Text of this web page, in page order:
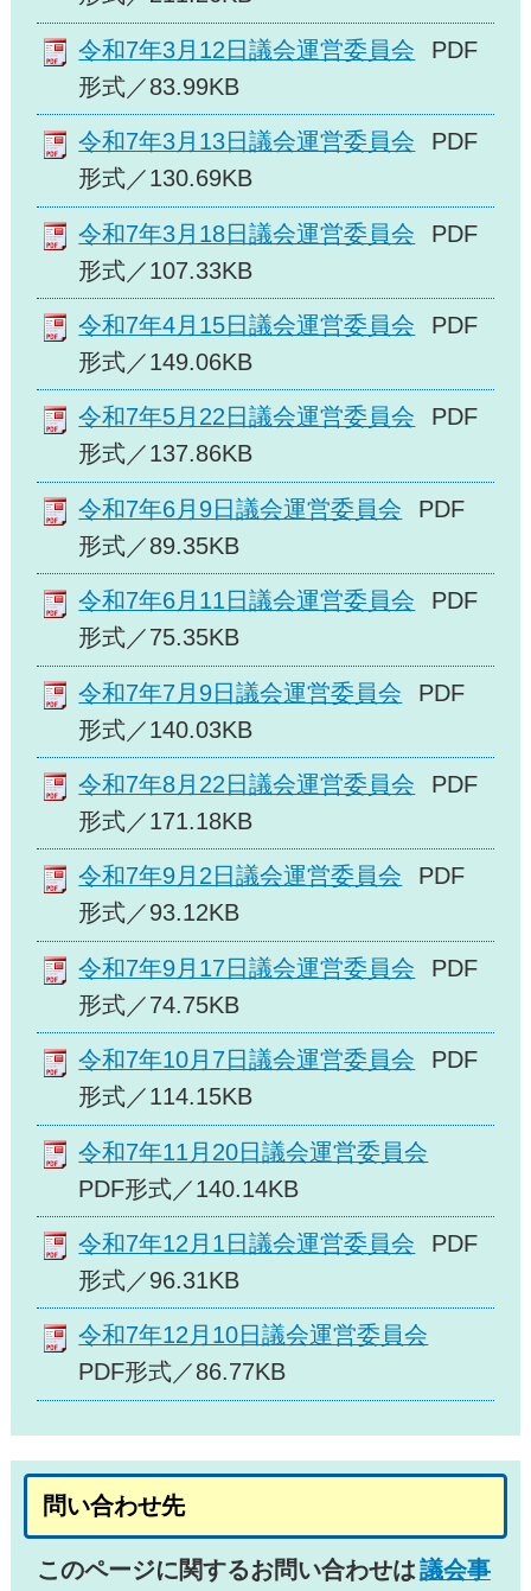
令和7年3月12日議会運営委員会
PDF
形式／83.99KB
令和7年3月13日議会運営委員会
PDF
形式／130.69KB
令和7年3月18日議会運営委員会
PDF
形式／107.33KB
令和7年4月15日議会運営委員会
PDF
形式／149.06KB
令和7年5月22日議会運営委員会
PDF
形式／137.86KB
令和7年6月9日議会運営委員会
PDF
形式／89.35KB
令和7年6月11日議会運営委員会
PDF
形式／75.35KB
令和7年7月9日議会運営委員会
PDF
形式／140.03KB
令和7年8月22日議会運営委員会
PDF
形式／171.18KB
令和7年9月2日議会運営委員会
PDF
形式／93.12KB
令和7年9月17日議会運営委員会
PDF
形式／74.75KB
令和7年10月7日議会運営委員会
PDF
形式／114.15KB
令和7年11月20日議会運営委員会
PDF形式／140.14KB
令和7年12月1日議会運営委員会
PDF
形式／96.31KB
令和7年12月10日議会運営委員会
PDF形式／86.77KB
問い合わせ先
このページに関するお問い合わせは議会事